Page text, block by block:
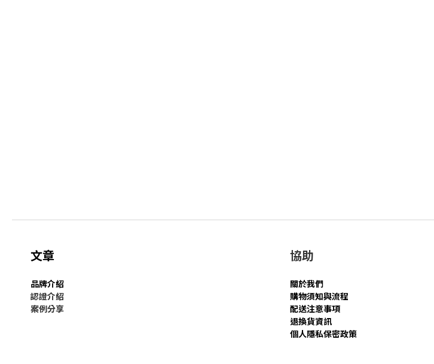
文章
品牌介紹
認證介紹
案例分享
協助
關於我們
購物須知與流程
配送注意事項
退換貨資訊
個人隱私保密政策